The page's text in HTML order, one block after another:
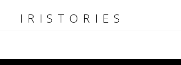
IRISTORIES